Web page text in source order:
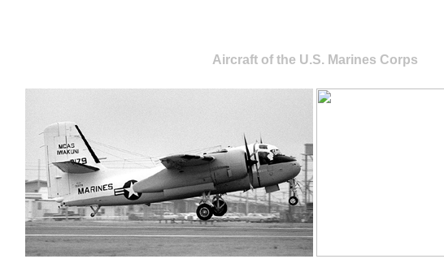
Aircraft of the U.S. Marines Corps